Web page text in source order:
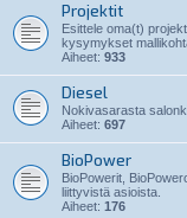
Projektit
Esittele oma(t)
kysymykset
Aiheet: 933
Diesel
Nokivasarasta
Aiheet: 697
BioPower
BioPowerit,
liittyvistä asioista.
Aiheet: 176